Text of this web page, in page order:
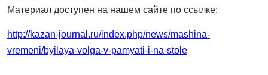
Материал доступен на нашем сайте по ссылке:
http://kazan-journal.ru/index.php/news/mashina-
vremeni/byilaya-volga-v-pamyati-i-na-stole